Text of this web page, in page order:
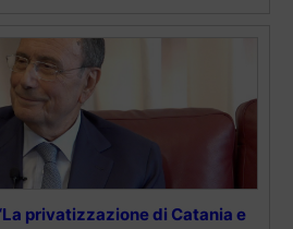
privatizzazione di Catania e